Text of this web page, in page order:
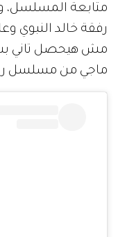
متابعة المسلسل،
رفقة خالد النبوي
مش هيحصل تاني
ماجي من مسلسل